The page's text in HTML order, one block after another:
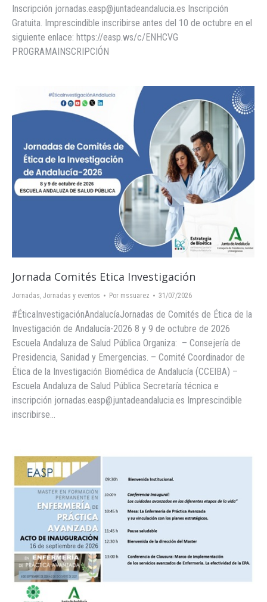
Inscripción jornadas.easp@juntadeandalucia.es Inscripción
Gratuita. Imprescindible inscribirse antes del 10 de octubre en el
siguiente enlace: https://easp.ws/c/ENHCVG
PROGRAMAINSCRIPCIÓN
Jornada Comités Etica Investigación
Jornadas, Jornadas y eventos Por mssuarez 31/07/2026
#ÉticaInvestigaciónAndalucíaJornadas de Comités de Ética de la
Investigación de Andalucía-2026 8 y 9 de octubre de 2026
Escuela Andaluza de Salud Pública Organiza: – Consejería de
Presidencia, Sanidad y Emergencias. – Comité Coordinador de
Ética de la Investigación Biomédica de Andalucía (CCEIBA) –
Escuela Andaluza de Salud Pública Secretaría técnica e
inscripción jornadas.easp@juntadeandalucia.es Imprescindible
inscribirse…